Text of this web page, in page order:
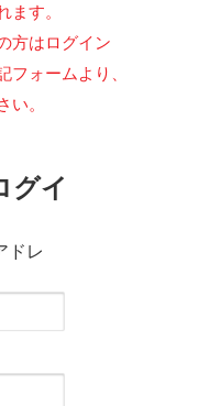
ます。
方はログイン
フォームより、
い。
グイ
ドレ